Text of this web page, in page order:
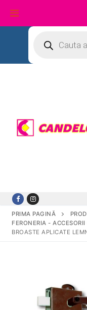
conținut
search
PRIMA PAGINĂ
FERONERIA -
BROASTE APLICATE